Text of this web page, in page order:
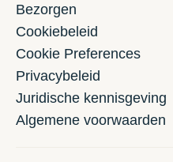
Bezorgen
Cookiebeleid
Cookie Preferences
Privacybeleid
Juridische kennisgeving
Algemene voorwaarden